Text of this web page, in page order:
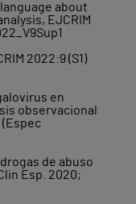
about
EJCRIM
2022:9 (S1)
en
observacional
de abuso
Esp. 2020;